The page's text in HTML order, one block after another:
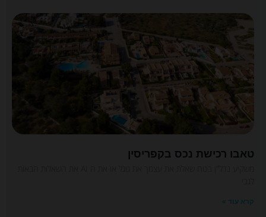
טאבו רכישת נכס בקפריסין
קרא עוד »